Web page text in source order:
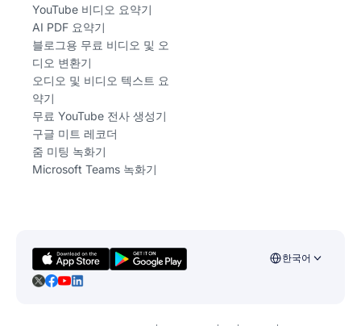
YouTube 비디오 요약기
AI PDF 요약기
블로그용 무료 비디오 및 오
디오 변환기
오디오 및 비디오 텍스트 요
약기
무료 YouTube 전사 생성기
구글 미트 레코더
줌 미팅 녹화기
Microsoft Teams 녹화기
한국어